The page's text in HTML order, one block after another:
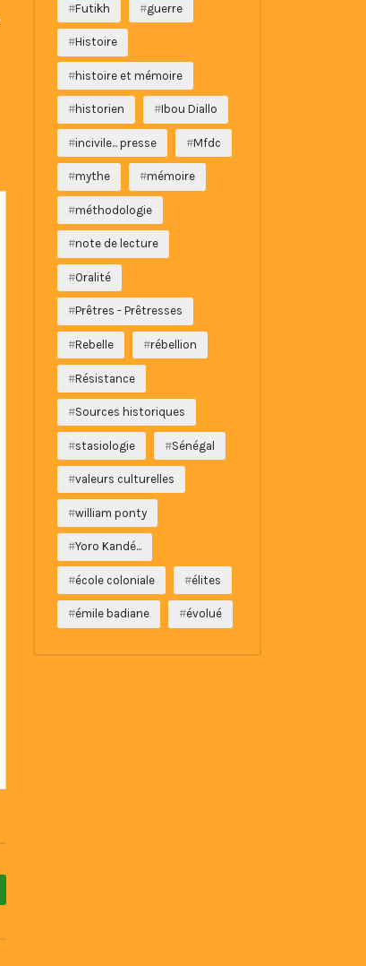
Futikh guerre
Histoire
histoire et mémoire
historien Ibou Diallo
incivile... presse Mfdc
mythe mémoire
méthodologie
note de lecture
Oralité
Prêtres - Prêtresses
Rebelle rébellion
Résistance
Sources historiques
stasiologie Sénégal
valeurs culturelles
william ponty
Yoro Kandé...
école coloniale élites
émile badiane évolué